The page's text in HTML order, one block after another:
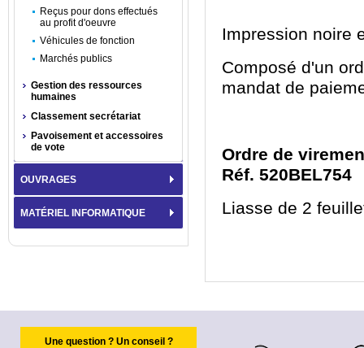
Impression noire
Composé d'un
mandat de
Ordre de
Réf. 520BEL754
Liasse de 2
Reçus pour dons effectués
au profit d'oeuvre
Véhicules de fonction
Marchés publics
Gestion des ressources
humaines
Classement secrétariat
Pavoisement et accessoires
de vote
OUVRAGES
MATÉRIEL INFORMATIQUE
Une question ? Un conseil ?